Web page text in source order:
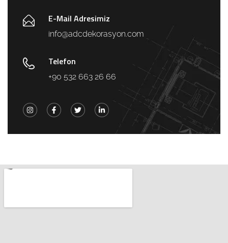
E-Mail Adresimiz
info@adcdekorasyon.com
Telefon
+90 532 663 26 66